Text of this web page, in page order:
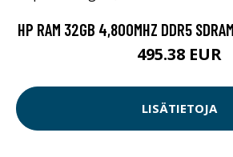
HP RAM 32GB 4,800MHZ DDR5
495.38 EUR
LISÄTIETOJA